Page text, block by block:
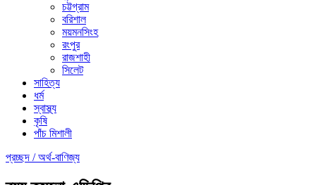
চট্টগ্রাম
বরিশাল
ময়মনসিংহ
রংপুর
রাজশাহী
সিলেট
সাহিত্য
ধর্ম
স্বাস্থ্য
কৃষি
পাঁচ মিশালী
প্রচ্ছদ /অর্থ-বাণিজ্য